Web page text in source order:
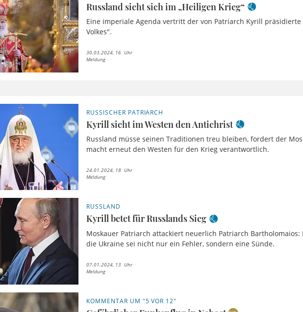
Russland sieht sich im „Heiligen Krieg“
Eine imperiale Agenda vertritt der von Patriarch Kyrill präsidierte
Volkes".
30.03.2024, 16 Uhr
Meldung
RUSSISCHER PATRIARCH
Kyrill sieht im Westen den Antichrist
Russland müsse seinen Traditionen treu bleiben, fordert der
macht erneut den Westen für den Krieg verantwortlich.
24.01.2024, 18 Uhr
Meldung
RUSSLAND
Kyrill betet für Russlands Sieg
Moskauer Patriarch attackiert neuerlich Patriarch
die Ukraine sei nicht nur ein Fehler, sondern eine Sünde.
07.01.2024, 13 Uhr
Meldung
KOMMENTAR UM "5 VOR 12"